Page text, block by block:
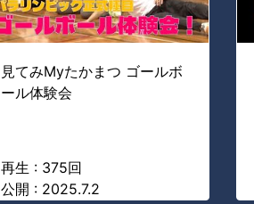
見てみMyたかまつ ゴールボ
ール体験会
再生 : 375回
公開 : 2025.7.2